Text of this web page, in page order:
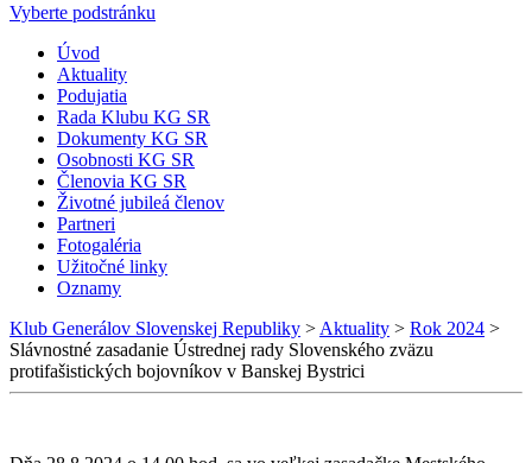
Vyberte podstránku
Úvod
Aktuality
Podujatia
Rada Klubu KG SR
Dokumenty KG SR
Osobnosti KG SR
Členovia KG SR
Životné jubileá členov
Partneri
Fotogaléria
Užitočné linky
Oznamy
Klub Generálov Slovenskej Republiky > Aktuality > Rok 2024 >
Slávnostné zasadanie Ústrednej rady Slovenského zväzu
protifašistických bojovníkov v Banskej Bystrici